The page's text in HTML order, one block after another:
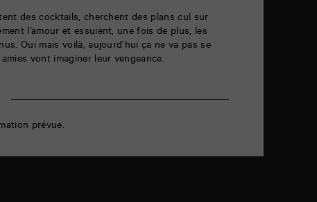
des cocktails, cherchent des plans cul sur
l’amour et essuient, une fois de plus, les
Oui mais voilà, aujourd’hui ça ne va pas se
vont imaginer leur vengeance.
prévue.